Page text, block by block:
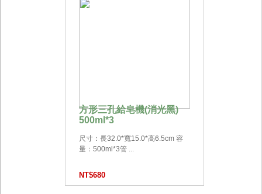
方形三孔給皂機(消光黑)
500ml*3
尺寸：長32.0*寬15.0*高6.5cm 容
量：500ml*3管 ...
NT$680